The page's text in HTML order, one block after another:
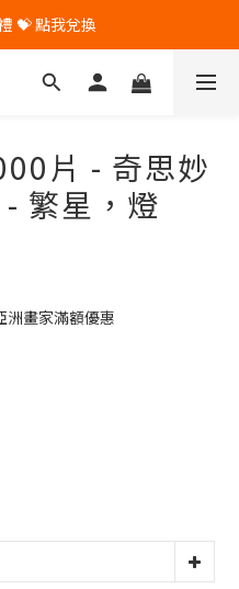
屬生日禮 🎁
💝 點我兌換
屬生日禮 🎁
片 - 奇思妙
繁星，燈
洲畫家滿額優惠